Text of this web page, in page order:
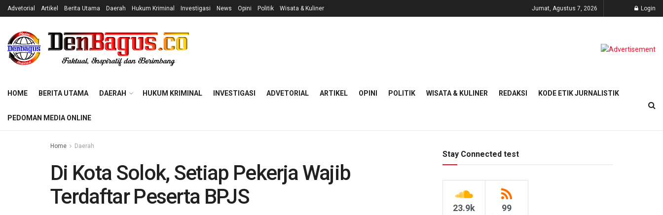
Advetorial Artikel Berita Utama Daerah Hukum Kriminal Investigasi News Opini Politik Wisata & Kuliner Jumat, Agustus 7, 2026 Login
HOME BERITA UTAMA DAERAH HUKUM KRIMINAL INVESTIGASI ADVETORIAL ARTIKEL OPINI POLITIK WISATA & KULINER REDAKSI KODE ETIK JURNALISTIK
PEDOMAN MEDIA ONLINE
Home Daerah
Di Kota Solok, Setiap Pekerja Wajib
Terdaftar Peserta BPJS
Stay Connected test
23.9k 99